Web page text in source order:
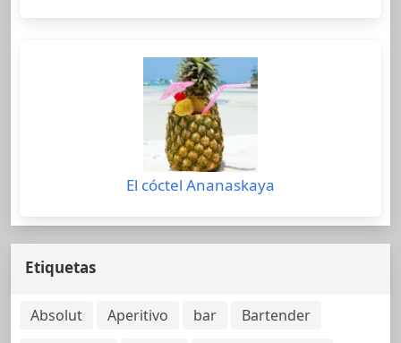
El cóctel Ananaskaya
Etiquetas
Absolut Aperitivo bar
Bartender